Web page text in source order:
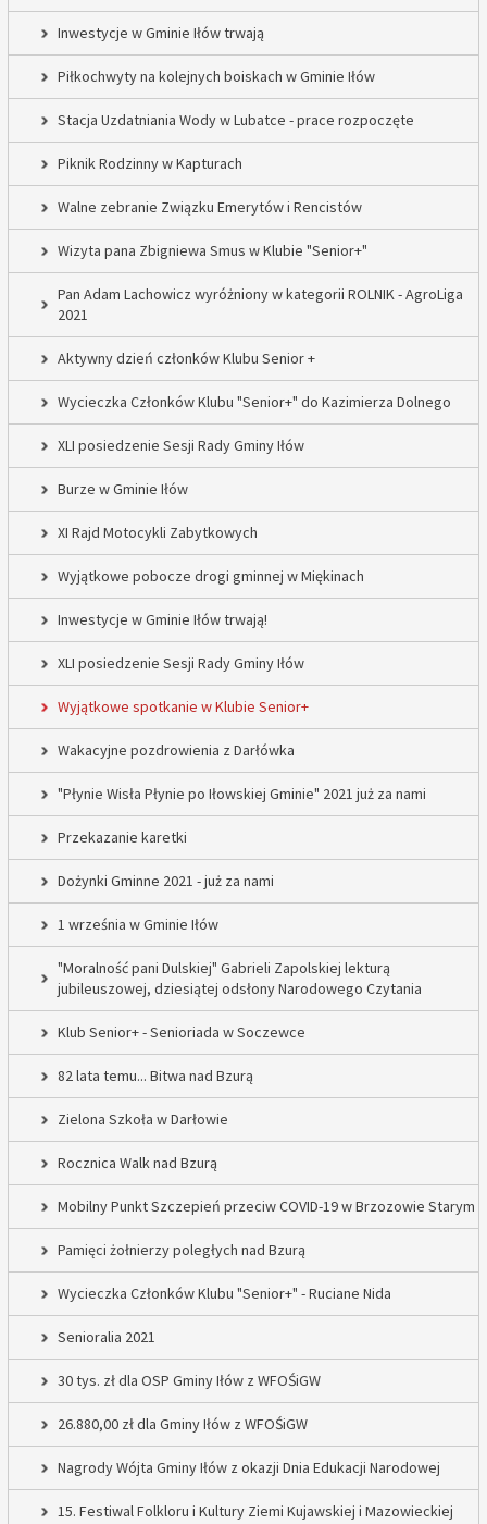
Inwestycje w Gminie Iłów trwają
Piłkochwyty na kolejnych boiskach w Gminie Iłów
Stacja Uzdatniania Wody w Lubatce - prace rozpoczęte
Piknik Rodzinny w Kapturach
Walne zebranie Związku Emerytów i Rencistów
Wizyta pana Zbigniewa Smus w Klubie "Senior+"
Pan Adam Lachowicz wyróżniony w kategorii ROLNIK - AgroLiga
2021
Aktywny dzień członków Klubu Senior +
Wycieczka Członków Klubu "Senior+" do Kazimierza Dolnego
XLI posiedzenie Sesji Rady Gminy Iłów
Burze w Gminie Iłów
XI Rajd Motocykli Zabytkowych
Wyjątkowe pobocze drogi gminnej w Miękinach
Inwestycje w Gminie Iłów trwają!
XLI posiedzenie Sesji Rady Gminy Iłów
Wyjątkowe spotkanie w Klubie Senior+
Wakacyjne pozdrowienia z Darłówka
"Płynie Wisła Płynie po Iłowskiej Gminie" 2021 już za nami
Przekazanie karetki
Dożynki Gminne 2021 - już za nami
1 września w Gminie Iłów
"Moralność pani Dulskiej" Gabrieli Zapolskiej lekturą
jubileuszowej, dziesiątej odsłony Narodowego Czytania
Klub Senior+ - Senioriada w Soczewce
82 lata temu... Bitwa nad Bzurą
Zielona Szkoła w Darłowie
Rocznica Walk nad Bzurą
Mobilny Punkt Szczepień przeciw COVID-19 w Brzozowie Starym
Pamięci żołnierzy poległych nad Bzurą
Wycieczka Członków Klubu "Senior+" - Ruciane Nida
Senioralia 2021
30 tys. zł dla OSP Gminy Iłów z WFOŚiGW
26.880,00 zł dla Gminy Iłów z WFOŚiGW
Nagrody Wójta Gminy Iłów z okazji Dnia Edukacji Narodowej
15. Festiwal Folkloru i Kultury Ziemi Kujawskiej i Mazowieckiej